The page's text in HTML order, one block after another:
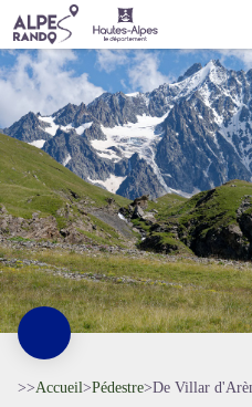
De Villar d'Arène jusqu'au Col du
>>Accueil>Pédestre>De Villar